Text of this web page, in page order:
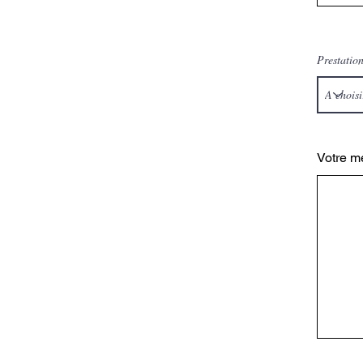
Prestation
Votre